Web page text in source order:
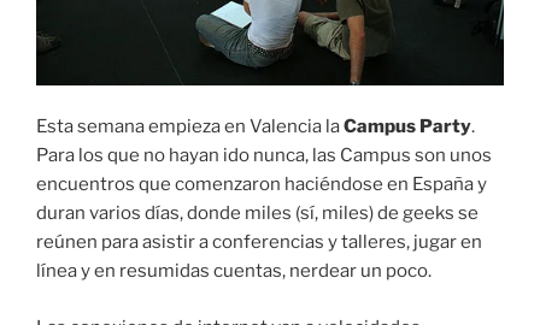
Esta semana empieza en Valencia laCampus Party.
Para los que no hayan ido nunca, las Campus son unos
encuentros que comenzaron haciéndose en España y
duran varios días, donde miles (sí, miles) de geeks se
reúnen para asistir a conferencias y talleres, jugar en
línea y en resumidas cuentas, nerdear un poco.